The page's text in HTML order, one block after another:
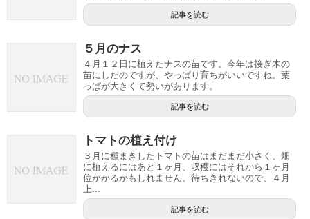
記事を読む
５月のナス
４月１２日に植えたナスの苗です。今年は接ぎ木の
苗にしたのですが、やっぱり育ちがいいですね。葉
っぱが大きくて勢いがあります。
記事を読む
トマトの植え付け
３月に種まきしたトマトの苗はまだまだ小さく、畑
に植えるにはあと１ヶ月、収穫にはそれから１ヶ月
位かかるかもしれません。待ちきれないので、４月
上...
記事を読む